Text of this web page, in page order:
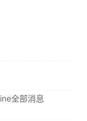
全部消息